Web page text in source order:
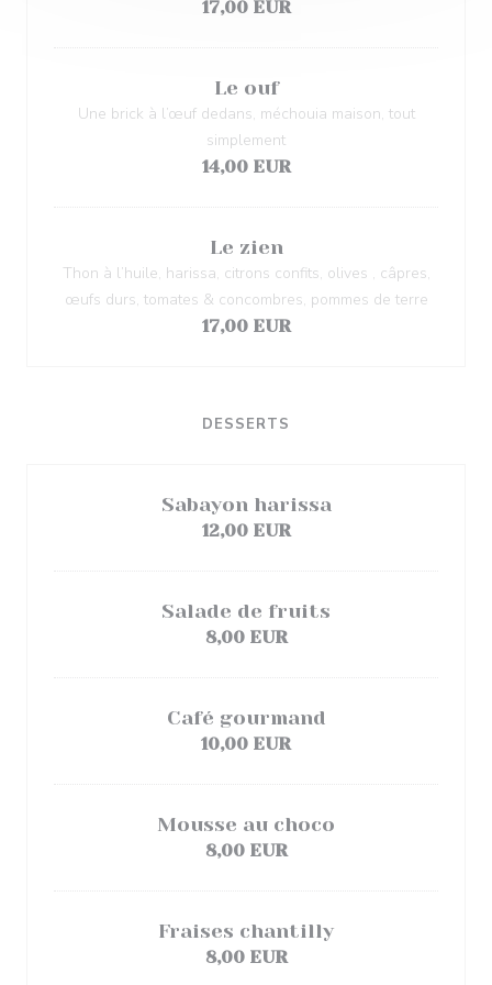
17,00 EUR
Le ouf
Une brick à l’œuf dedans, méchouia maison, tout
simplement
14,00 EUR
Le zien
Thon à l’huile, harissa, citrons confits, olives , câpres,
œufs durs, tomates & concombres, pommes de terre
17,00 EUR
DESSERTS
Sabayon harissa
12,00 EUR
Salade de fruits
8,00 EUR
Café gourmand
10,00 EUR
Mousse au choco
8,00 EUR
Fraises chantilly
8,00 EUR